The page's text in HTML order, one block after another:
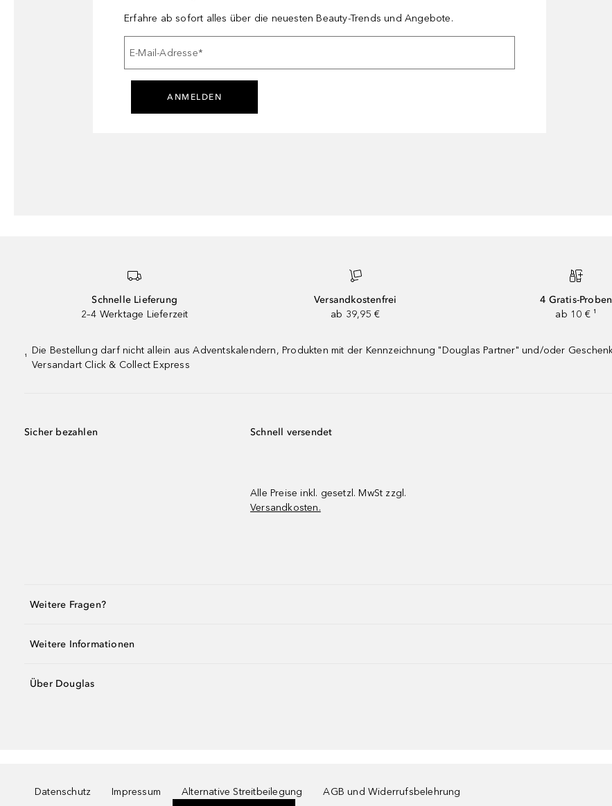
Erfahre ab sofort alles über die neuesten Beauty-Trends und Angebote.
E-Mail-Adresse*
ANMELDEN
Schnelle Lieferung
2–4 Werktage Lieferzeit
Versandkostenfrei
ab 39,95 €
4 Gratis-Proben
ab 10 € ¹
¹
Die Bestellung darf nicht allein aus Adventskalendern, Produkten mit der Kennzeichnung "Douglas Partner" und/oder
Versandart Click & Collect Express
Sicher bezahlen Schnell versendet
Alle Preise inkl. gesetzl. MwSt zzgl.
Versandkosten.
Weitere Fragen?
Weitere Informationen
Über Douglas
Datenschutz Impressum Alternative Streitbeilegung
AGB und Widerrufsbelehrung